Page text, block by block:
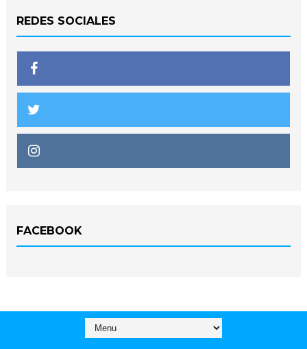
REDES SOCIALES
FACEBOOK